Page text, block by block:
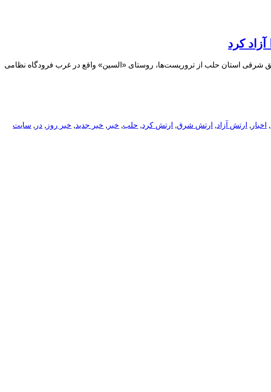
کرد
شرقی استان حلب از تروریست‌ها، روستای «السین» واقع در غرب فرودگاه نظامی
, اخبار , ارتش آزاد, ارتش شرق, ارتش کرد, حلب, خبر , خبر جدید, خبر روز , در , سایت